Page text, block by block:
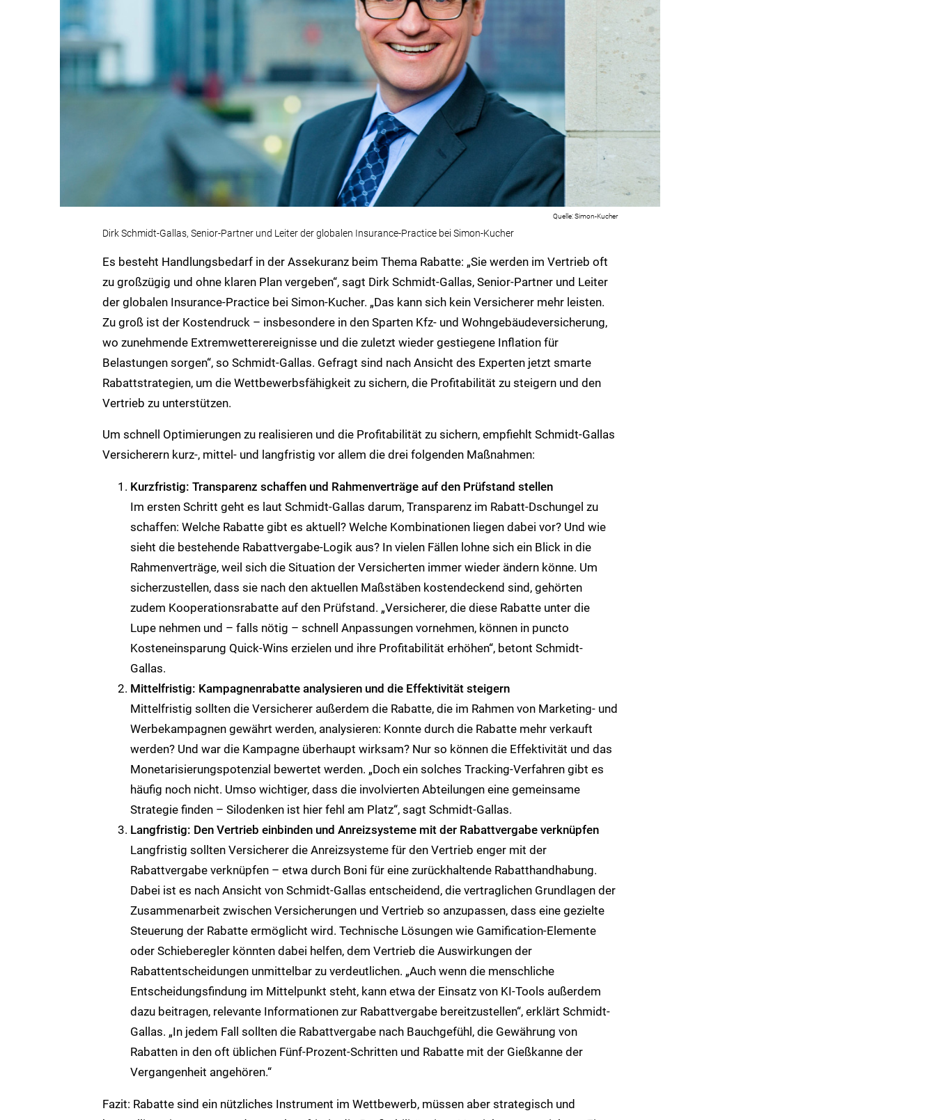
Dirk Schmidt-Gallas, Senior-Partner und Leiter der globalen Insurance-Practice bei Simon-Kucher
Simon-Kucher
Es besteht Handlungsbedarf in der Assekuranz beim Thema Rabatte: „Sie werden im Vertrieb oft
zu großzügig und ohne klaren Plan vergeben“, sagt Dirk Schmidt-Gallas, Senior-Partner und Leiter
der globalen Insurance-Practice bei Simon-Kucher. „Das kann sich kein Versicherer mehr leisten.
Zu groß ist der Kostendruck – insbesondere in den Sparten Kfz- und Wohngebäudeversicherung,
wo zunehmende Extremwetterereignisse und die zuletzt wieder gestiegene Inflation für
Belastungen sorgen“, so Schmidt-Gallas. Gefragt sind nach Ansicht des Experten jetzt smarte
Rabattstrategien, um die Wettbewerbsfähigkeit zu sichern, die Profitabilität zu steigern und den
Vertrieb zu unterstützen.
Um schnell Optimierungen zu realisieren und die Profitabilität zu sichern, empfiehlt Schmidt-Gallas
Versicherern kurz-, mittel- und langfristig vor allem die drei folgenden Maßnahmen:
Kurzfristig: Transparenz schaffen und Rahmenverträge auf den Prüfstand stellen
Im ersten Schritt geht es laut Schmidt-Gallas darum, Transparenz im Rabatt-Dschungel zu
schaffen: Welche Rabatte gibt es aktuell? Welche Kombinationen liegen dabei vor? Und wie
sieht die bestehende Rabattvergabe-Logik aus? In vielen Fällen lohne sich ein Blick in die
Rahmenverträge, weil sich die Situation der Versicherten immer wieder ändern könne. Um
sicherzustellen, dass sie nach den aktuellen Maßstäben kostendeckend sind, gehörten
zudem Kooperationsrabatte auf den Prüfstand. „Versicherer, die diese Rabatte unter die
Lupe nehmen und – falls nötig – schnell Anpassungen vornehmen, können in puncto
Kosteneinsparung Quick-Wins erzielen und ihre Profitabilität erhöhen“, betont Schmidt-
Gallas.
Mittelfristig: Kampagnenrabatte analysieren und die Effektivität steigern
Mittelfristig sollten die Versicherer außerdem die Rabatte, die im Rahmen von Marketing- und
Werbekampagnen gewährt werden, analysieren: Konnte durch die Rabatte mehr verkauft
werden? Und war die Kampagne überhaupt wirksam? Nur so können die Effektivität und das
Monetarisierungspotenzial bewertet werden. „Doch ein solches Tracking-Verfahren gibt es
häufig noch nicht. Umso wichtiger, dass die involvierten Abteilungen eine gemeinsame
Strategie finden – Silodenken ist hier fehl am Platz“, sagt Schmidt-Gallas.
Langfristig: Den Vertrieb einbinden und Anreizsysteme mit der Rabattvergabe verknüpfen
Langfristig sollten Versicherer die Anreizsysteme für den Vertrieb enger mit der
Rabattvergabe verknüpfen – etwa durch Boni für eine zurückhaltende Rabatthandhabung.
Dabei ist es nach Ansicht von Schmidt-Gallas entscheidend, die vertraglichen Grundlagen der
Zusammenarbeit zwischen Versicherungen und Vertrieb so anzupassen, dass eine gezielte
Steuerung der Rabatte ermöglicht wird. Technische Lösungen wie Gamification-Elemente
oder Schieberegler könnten dabei helfen, dem Vertrieb die Auswirkungen der
Rabattentscheidungen unmittelbar zu verdeutlichen. „Auch wenn die menschliche
Entscheidungsfindung im Mittelpunkt steht, kann etwa der Einsatz von KI-Tools außerdem
dazu beitragen, relevante Informationen zur Rabattvergabe bereitzustellen“, erklärt Schmidt-
Gallas. „In jedem Fall sollten die Rabattvergabe nach Bauchgefühl, die Gewährung von
Rabatten in den oft üblichen Fünf-Prozent-Schritten und Rabatte mit der Gießkanne der
Vergangenheit angehören.“
Fazit: Rabatte sind ein nützliches Instrument im Wettbewerb, müssen aber strategisch und